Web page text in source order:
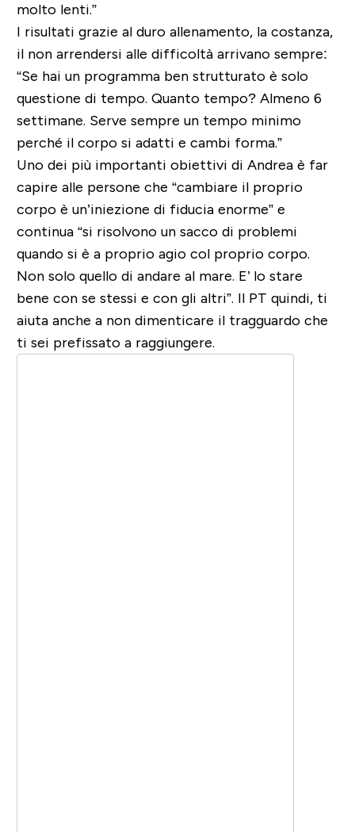
molto lenti.”
I risultati grazie al duro allenamento, la costanza,
il non arrendersi alle difficoltà arrivano sempre:
“Se hai un programma ben strutturato è solo
questione di tempo. Quanto tempo? Almeno 6
settimane. Serve sempre un tempo minimo
perché il corpo si adatti e cambi forma.”
Uno dei più importanti obiettivi di Andrea è far
capire alle persone che “cambiare il proprio
corpo è un’iniezione di fiducia enorme” e
continua “si risolvono un sacco di problemi
quando si è a proprio agio col proprio corpo.
Non solo quello di andare al mare. E’ lo stare
bene con se stessi e con gli altri”. Il PT quindi, ti
aiuta anche a non dimenticare il tragguardo che
ti sei prefissato a raggiungere.